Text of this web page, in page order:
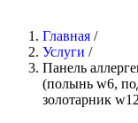
Главная /
Услуги /
Панель
(полынь w6,
золотарник